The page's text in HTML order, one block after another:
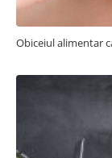
Obiceiul alimentar